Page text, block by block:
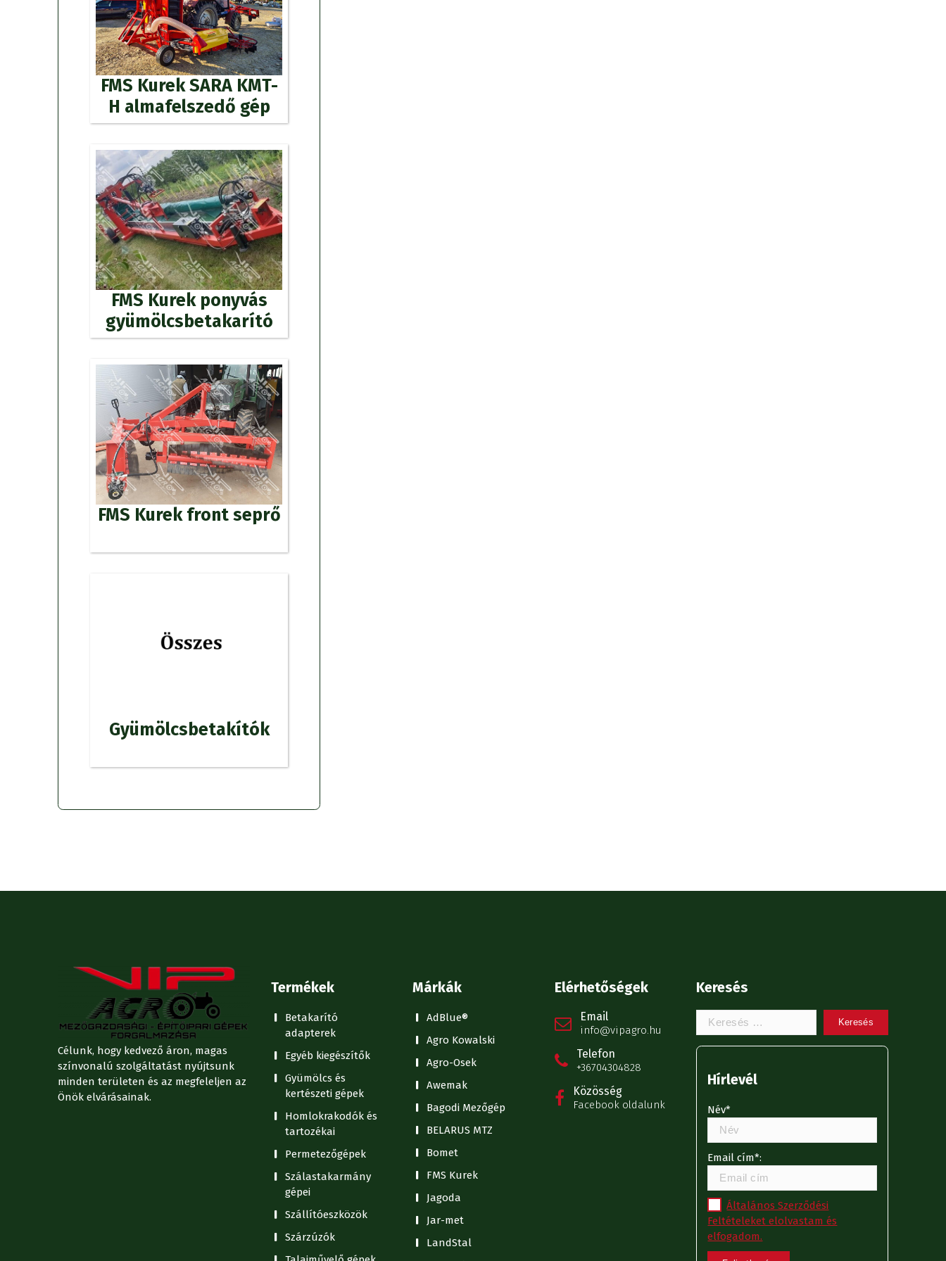
FMS Kurek SARA KMT-
H almafelszedő gép
FMS Kurek ponyvás
gyümölcsbetakarító
FMS Kurek front seprő
Gyümölcsbetakítók
Célunk, hogy kedvező áron, magas
színvonalú szolgáltatást nyújtsunk
minden területen és az megfeleljen az
Önök elvárásainak.
Termékek
Betakarító
adapterek
Egyéb kiegészítők
Gyümölcs és
kertészeti gépek
Homlokrakodók és
tartozékai
Permetezőgépek
Szálastakarmány
gépei
Szállítóeszközök
Szárzúzók
Márkák
AdBlue®
Agro Kowalski
Agro-Osek
Awemak
Bagodi Mezőgép
BELARUS MTZ
Bomet
FMS Kurek
Jagoda
Jar-met
LandStal
Elérhetőségek
Email
info@vipagro.hu
Telefon
+36704304828
Közösség
Facebook oldalunk
Keresés
Keresem:
Hírlevél
Név*
Email cím*:
Általános Szerződési
Feltételeket elolvastam és
elfogadom.